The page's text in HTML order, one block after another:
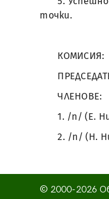
точки.
КОМИСИЯ:
ЧЛЕНОВЕ:
1. /п/ (Е.
2. /п/ (Н.
© 2000-2026